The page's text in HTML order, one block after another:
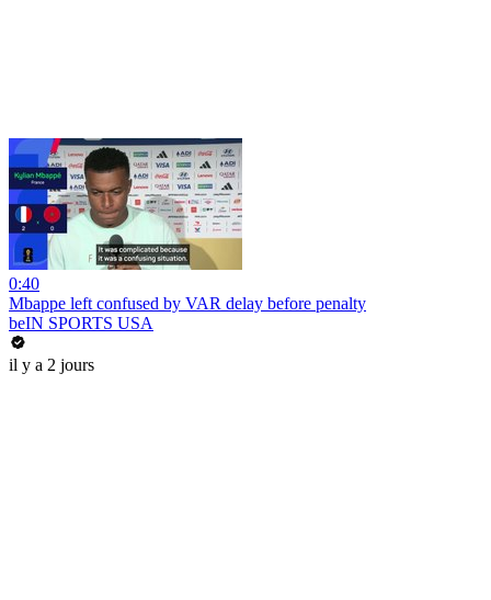
0:40
Mbappe left confused by VAR delay before penalty
beIN SPORTS USA
il y a 2 jours